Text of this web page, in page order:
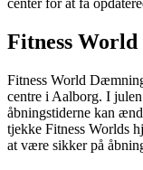
Fitness
Fitness World
centre i Aalborg. I
åbningstiderne kan
tjekke Fitness Worlds
at være sikker på